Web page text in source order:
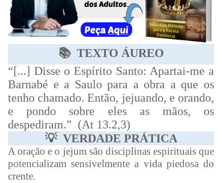
📚 TEXTO ÁUREO
“[...] Disse o Espírito Santo: Apartai-me a
Barnabé e a Saulo para a obra a que os
tenho chamado. Então, jejuando, e orando,
e pondo sobre eles as mãos, os
despediram.” (At 13.2,3)
💡 VERDADE PRÁTICA
A oração e o jejum são disciplinas espirituais que
potencializam sensivelmente a vida piedosa do
crente.